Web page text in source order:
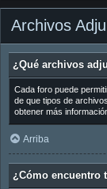
Archivos
¿Qué archivos
Cada foro puede
de que tipos de
obtener más
Arriba
¿Cómo encuentro